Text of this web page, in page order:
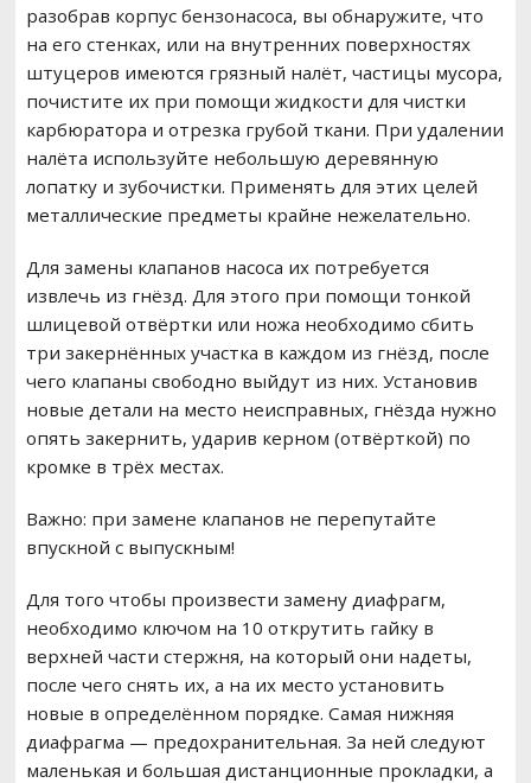
разобрав корпус бензонасоса, вы обнаружите, что
на его стенках, или на внутренних поверхностях
штуцеров имеются грязный налёт, частицы мусора,
почистите их при помощи жидкости для чистки
карбюратора и отрезка грубой ткани. При удалении
налёта используйте небольшую деревянную
лопатку и зубочистки. Применять для этих целей
металлические предметы крайне нежелательно.
Для замены клапанов насоса их потребуется
извлечь из гнёзд. Для этого при помощи тонкой
шлицевой отвёртки или ножа необходимо сбить
три закернённых участка в каждом из гнёзд, после
чего клапаны свободно выйдут из них. Установив
новые детали на место неисправных, гнёзда нужно
опять закернить, ударив керном (отвёрткой) по
кромке в трёх местах.
Важно: при замене клапанов не перепутайте
впускной с выпускным!
Для того чтобы произвести замену диафрагм,
необходимо ключом на 10 открутить гайку в
верхней части стержня, на который они надеты,
после чего снять их, а на их место установить
новые в определённом порядке. Самая нижняя
диафрагма — предохранительная. За ней следуют
маленькая и большая дистанционные прокладки, а